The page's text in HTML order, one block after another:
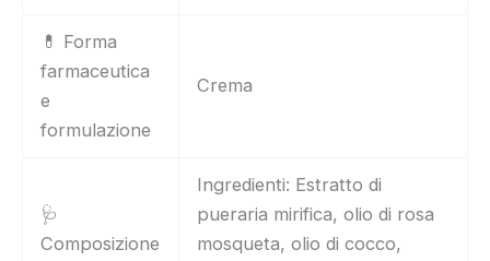
💊 Forma
farmaceutica
e
formulazione
Crema
🩺
Composizione
Ingredienti: Estratto di
pueraria mirifica, olio di rosa
mosqueta, olio di cocco,